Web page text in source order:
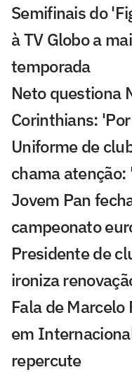
Semifinais do
à TV Globo a
temporada
Neto questiona
Corinthians:
Uniforme de
chama
Jovem Pan
campeonato
Presidente de
ironiza
Fala de
em
repercute